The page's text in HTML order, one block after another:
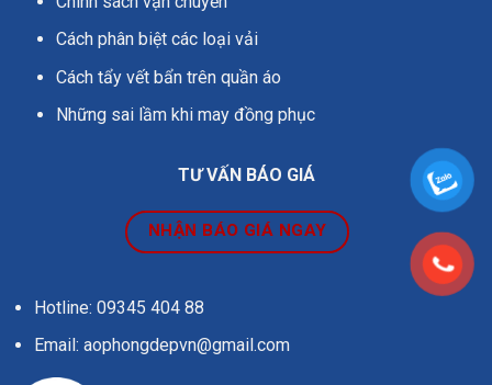
Cách phân biệt các loại vải
Cách tẩy vết bẩn trên quần áo
Những sai lầm khi may đồng phục
TƯ VẤN BÁO GIÁ
NHẬN BÁO GIÁ NGAY
Hotline: 09345 404 88
Email: aophongdepvn@gmail.com